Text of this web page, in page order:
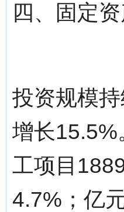
四、固定
投资规模
增长
工项目
4.7%；亿